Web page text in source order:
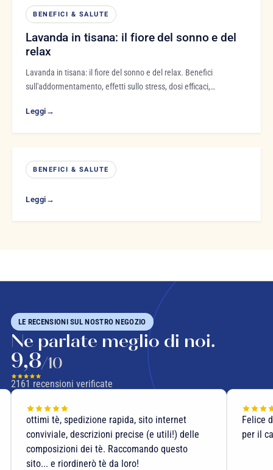
BENEFICI & SALUTE
Lavanda in tisana: il fiore del sonno e del
relax
Lavanda in tisana: il fiore del sonno e del relax. Benefici
sull'addormentamento, effetti sullo stress, dosi efficaci,…
Leggi →
BENEFICI & SALUTE
Leggi →
LE RECENSIONI SUL NOSTRO NEGOZIO
Ne parlate meglio di noi.
9,8/10
2161 recensioni verificate
ottimi tè, spedizione rapida, sito internet
conviviale, descrizioni precise (e utili!) delle
composizioni dei tè. Raccomando questo
sito... e riordinerò tè da loro!
Felice
per il